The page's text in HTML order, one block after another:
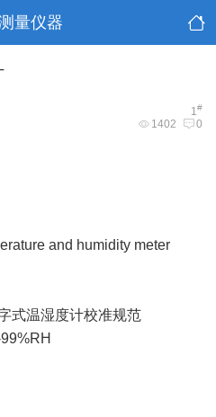
量仪器
1#
1402 0
and humidity meter
式温湿度计校准规范